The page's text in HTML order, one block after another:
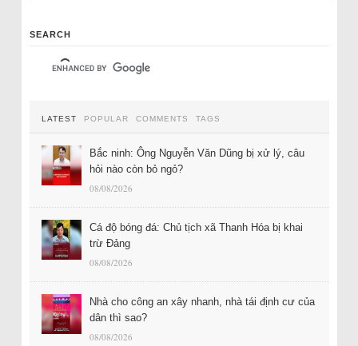
SEARCH
LATEST POPULAR COMMENTS TAGS
Bắc ninh: Ông Nguyễn Văn Dũng bị xử lý, câu
hỏi nào còn bỏ ngỏ?
08/08/2026
Cá độ bóng đá: Chủ tịch xã Thanh Hóa bị khai
trừ Đảng
08/08/2026
Nhà cho công an xây nhanh, nhà tái định cư của
dân thì sao?
08/08/2026